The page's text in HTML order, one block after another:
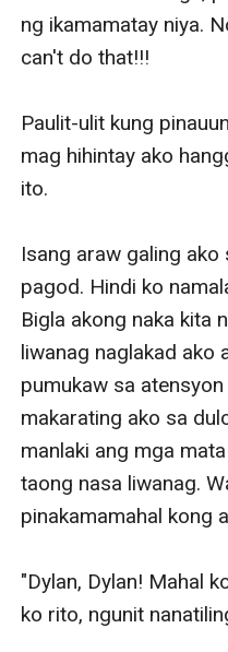
ng ikamamatay niya.
can't do that!!!
Paulit-ulit kung
mag hihintay ako
ito.
Isang araw galing
pagod. Hindi ko
Bigla akong naka kita
liwanag naglakad ako
pumukaw sa
makarating ako sa
manlaki ang mga
taong nasa liwanag.
pinakamamahal kong
"Dylan, Dylan! Mahal
ko rito, ngunit